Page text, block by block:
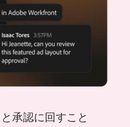
承認に回すこと